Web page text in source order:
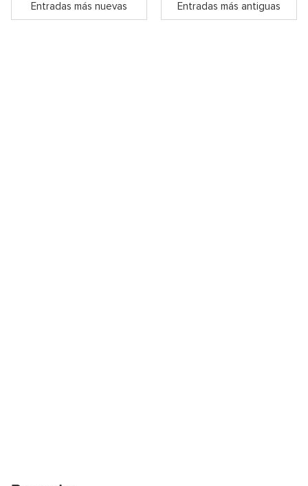
Entradas más nuevas Entradas más antiguas